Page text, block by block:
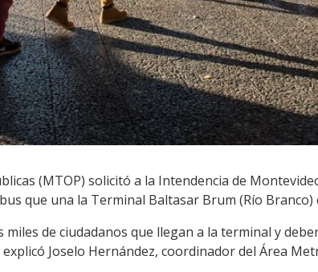
(MTOP) solicitó a la Intendencia de
que una la Terminal Baltasar Brum (Río Branco)
miles de ciudadanos que llegan a la terminal y
Joselo Hernández, coordinador del Área